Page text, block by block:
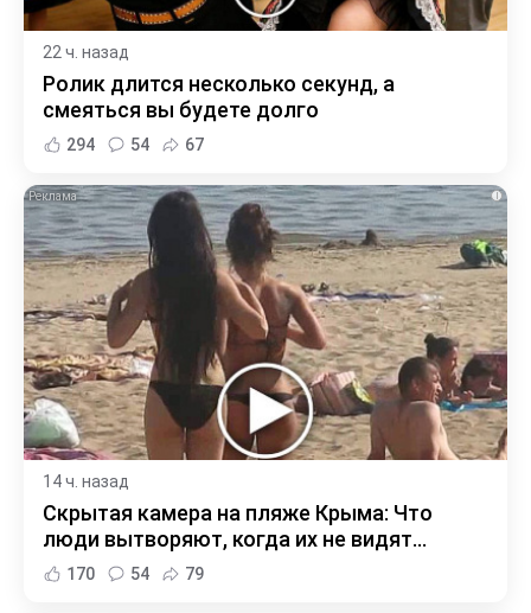
22 ч. назад
Ролик длится несколько секунд, а
смеяться вы будете долго
294 54 67
i
14 ч. назад
Скрытая камера на пляже Крыма: Что
люди вытворяют, когда их не видят...
170 54 79